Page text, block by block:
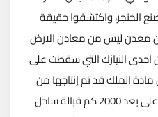
الخنجر، واكتشفوا حقيقة
معدن ليس من معادن الارض
النيازك التي سقطت على
مادة الملك قد تم إنتاجها من
أحد النيازك التي وجدت في موقع على بعد 2000 كم قبالة ساحل